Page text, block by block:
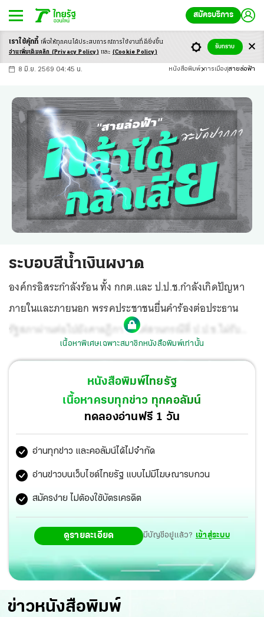
สมัครบริการ
-ก ก ก+
8 มิ.ย. 2569 04:45 น. หนังสือพิมพ์ การเมือง สายล่อฟ้า
ระบอบสีน้ำเงินผงาด
องค์กรอิสระกำลังร้อน ทั้ง กกต.และ ป.ป.ช.กำลังเกิดปัญหา
ภายในและภายนอก พรรคประชาชนยื่นคำร้องต่อประธาน
รัฐสภาผ่านต่อไปยังศาลฎีกา ให้ไต่สวนกรณีที่ ป.ป.ช.ไม่รับคำ
ร้องคดี “ศักดิ์สยาม ชิดชอบ” ซุกหุ้น กกต.ก็ประเมินว่า “แสวง
บุญมี” เลขาธิการประเมินผลงานแล้วไม่ผ่าน ก็ยุ่งชุลมุนกัน
อย่างนี้แหละ...
เนื้อหาพิเศษเฉพาะสมาชิกหนังสือพิมพ์เท่านั้น
หนังสือพิมพ์ไทยรัฐ
เนื้อหาครบทุกข่าว ทุกคอลัมน์
ทดลองอ่านฟรี 1 วัน
อ่านทุกข่าว และคอลัมน์ได้ไม่จำกัด
อ่านข่าวบนเว็บไซต์ไทยรัฐ แบบไม่มีโฆษณารบกวน
สมัครง่าย ไม่ต้องใช้บัตรเครดิต
ดูรายละเอียด มีบัญชีอยู่แล้ว? เข้าสู่ระบบ
ข่าวหนังสือพิมพ์
เราใช้คุ้กกี้ เพื่อให้ทุกคนได้ประสบการณ์การใช้งานที่ดียิ่งขึ้น
อ่านเพิ่มเติมคลิก (Privacy Policy) และ (Cookie Policy)
รับทราบ